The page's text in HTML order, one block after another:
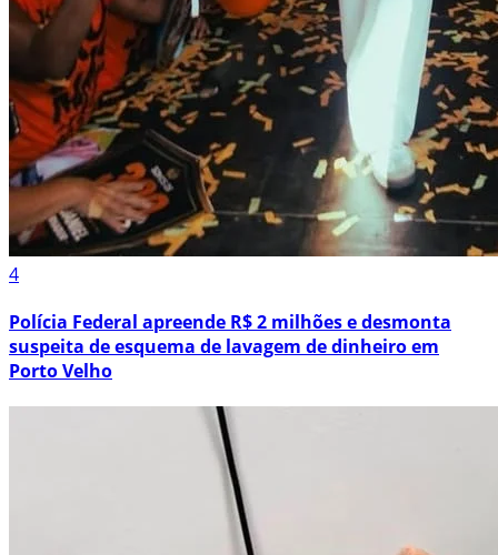
4
Polícia Federal apreende R$ 2 milhões e desmonta
suspeita de esquema de lavagem de dinheiro em
Porto Velho